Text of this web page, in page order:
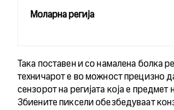
Моларна регија
Така поставен и со намалена болка
техничарот е во можност прецизно
сензорот на регијата која е предмет
Збиените пиксели обезбедуваат